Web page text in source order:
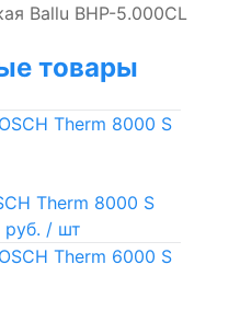
Ballu BHP-5.000CL
товары
Therm 8000 S
руб. / шт